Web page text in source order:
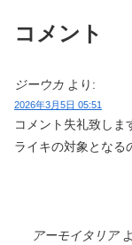
コメント
ジーウカ より:
2026年3月5日 05:51
コメント失礼致しま
ライキの対象となる
アーモイタリア